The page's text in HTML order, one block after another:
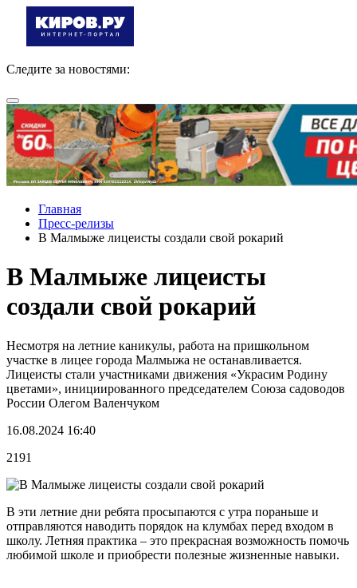
Следите за новостями:
Главная
Пресс-релизы
В Малмыже лицеисты создали свой рокарий
В Малмыже лицеисты
создали свой рокарий
Несмотря на летние каникулы, работа на пришкольном
участке в лицее города Малмыжа не останавливается.
Лицеисты стали участниками движения «Украсим Родину
цветами», инициированного председателем Союза садоводов
России Олегом Валенчуком
16.08.2024 16:40
2191
В эти летние дни ребята просыпаются с утра пораньше и
отправляются наводить порядок на клумбах перед входом в
школу. Летняя практика – это прекрасная возможность помочь
любимой школе и приобрести полезные жизненные навыки.